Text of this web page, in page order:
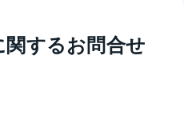
するお問合せ